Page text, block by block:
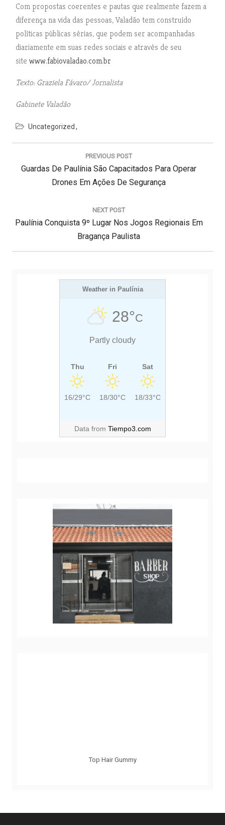
Com propostas coerentes e pautas que realmente fazem a
diferença na vida das pessoas, Valadão tem construído
políticas públicas sérias, que podem ser acompanhadas
diariamente em suas redes sociais e através de seu
site www.fabiovaladao.com.br
Texto: Graziela Fávaro/ Jornalista
Gabinete Valadão
Uncategorized
N
o
PREVIOUS POST
P
I
U
Guardas De Paulínia São Capacitados Para Operar
Drones Em Ações De Segurança
NEXT POST
N
X
Paulínia Conquista 9º Lugar Nos Jogos Regionais Em
Bragança Paulista
Weather in Paulínia
28°C
Partly cloudy
Thu
16/29°C
Fri
18/30°C
Sat
18/33°C
Data from Tiempo3.com
Top Hair Gummy